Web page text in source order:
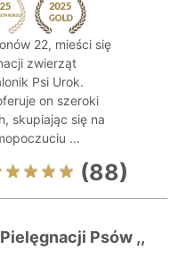
22, mieści się
zwierząt
Psi Urok.
on szeroki
skupiając się na
...
(88)
Psów ,,